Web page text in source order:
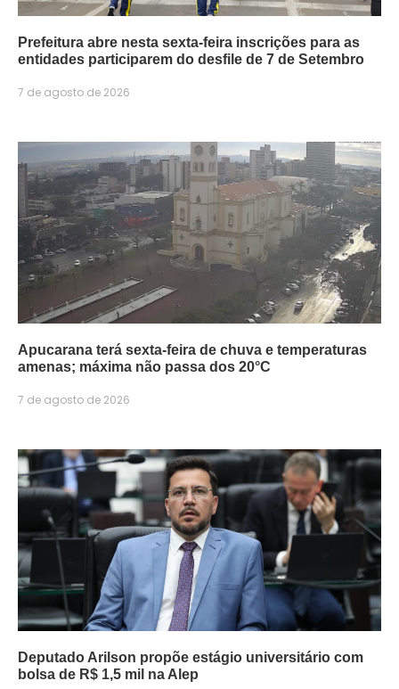
Prefeitura abre nesta sexta-feira inscrições para as
entidades participarem do desfile de 7 de Setembro
7 de agosto de 2026
Apucarana terá sexta-feira de chuva e temperaturas
amenas; máxima não passa dos 20°C
7 de agosto de 2026
Deputado Arilson propõe estágio universitário com
bolsa de R$ 1,5 mil na Alep